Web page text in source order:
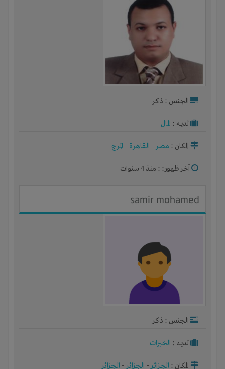
الجنس : ذكر
لديـه : المال
المكان : مصر- القاهرة - المرج
آخر ظهور: : منذ 4 سنوات
samir mohamed
الجنس : ذكر
لديـه : الخبرات
المكان : الجزائر- الجزائر- الجزائر